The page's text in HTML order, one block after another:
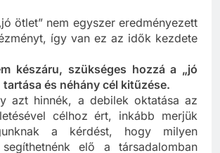
ötlet” nem egyszer eredményezett
így van ez az idők kezdete
készáru, szükséges hozzá a „jó
tartása és néhány cél kitűzése.
azt hinnék, a debilek oktatása az
célhoz ért, inkább merjük
a kérdést, hogy milyen